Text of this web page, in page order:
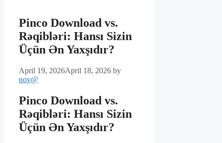
Pinco Download vs.
Rəqibləri: Hansı Sizin
Üçün Ən Yaxşıdır?
April 19, 2026April 18, 2026 by
nov@
Pinco Download vs.
Rəqibləri: Hansı Sizin
Üçün Ən Yaxşıdır?